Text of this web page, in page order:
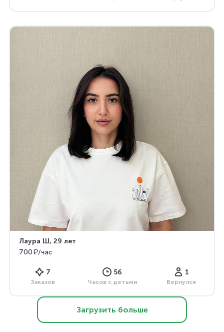
Лаура Ш, 29 лет
700 ₽/час
7
Заказов
56
Часов с детьми
1
Вернулся
Загрузить больше